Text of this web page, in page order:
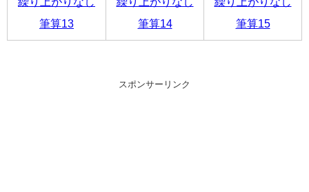
筆算13
筆算14
筆算15
スポンサーリンク